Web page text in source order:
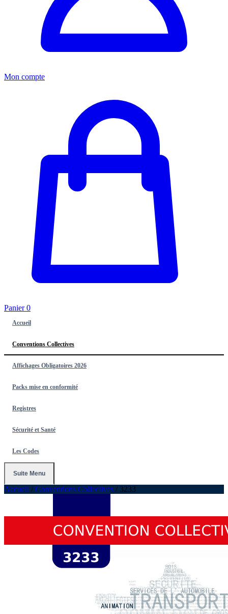
Mon compte
Panier0
Accueil
Conventions Collectives
Affichages Obligatoires 2026
Packs mise en conformité
Registres
Sécurité et Santé
Les Codes
Suite Menu
Accueil / Conventions Collectives / 3233